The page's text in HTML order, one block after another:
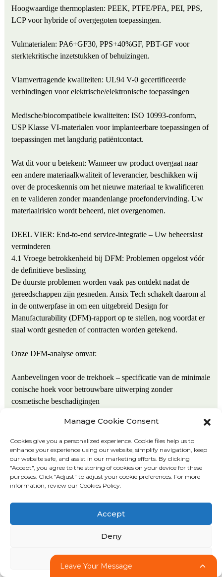
Hoogwaardige thermoplasten: PEEK, PTFE/PFA, PEI, PPS,
LCP voor hybride of overgegoten toepassingen.
Vulmaterialen: PA6+GF30, PPS+40%GF, PBT-GF voor
sterktekritische inzetstukken of behuizingen.
Vlamvertragende kwaliteiten: UL94 V-0 gecertificeerde
verbindingen voor elektrische/elektronische toepassingen
Medische/biocompatibele kwaliteiten: ISO 10993-conform,
USP Klasse VI-materialen voor implanteerbare toepassingen of
toepassingen met langdurig patiëntcontact.
Wat dit voor u betekent: Wanneer uw product overgaat naar
een andere materiaalkwaliteit of leverancier, beschikken wij
over de proceskennis om het nieuwe materiaal te kwalificeren
en te valideren zonder maandenlange proefondervinding. Uw
materiaalrisico wordt beheerd, niet overgenomen.
DEEL VIER: End-to-end service-integratie – Uw beheerslast
verminderen
4.1 Vroege betrokkenheid bij DFM: Problemen opgelost vóór
de definitieve beslissing
De duurste problemen worden vaak pas ontdekt nadat de
gereedschappen zijn gesneden. Ansix Tech schakelt daarom al
in de ontwerpfase in om een ​​uitgebreid Design for
Manufacturability (DFM)-rapport op te stellen, nog voordat er
staal wordt gesneden of contracten worden getekend.
Onze DFM-analyse omvat:
Aanbevelingen voor de trekhoek – specificatie van de minimale
conische hoek voor betrouwbare uitwerping zonder
cosmetische beschadigingen
Optimalisatie van de wanddikte – het vinden van de juiste
balans tussen vulbaarheid, uithardingstijd en sterkte van het
onderdeel.
Plaatsing en type van de injectiepoort – het bepalen van de
optimale injectiepunten om lasnaden op kritische functionele
Plaatsing van de uitwerppen – goedkeuring van de
markeringslocaties om functionele of cosmetische
Ontluchtingsstrategie – zorgen voor gasafvoer zonder dat er
Leave Your Message
Manage Cookie Consent
Cookies give you a personalized experience. Cookie files help us to
enhance your experience using our website, simplify navigation, keep
our website safe, and assist in our marketing efforts. By clicking
"Accept", you agree to the storing of cookies on your device for these
purposes. Click "Adjust" to adjust your cookie preferences. For more
information, review our Cookies Policy.
Accept
Deny